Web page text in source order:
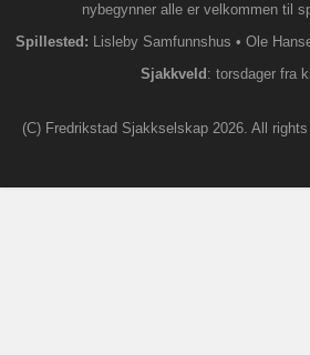
nybegynner alle er velkommen til
Spillested: Lisleby Samfunnshus • Ole
Sjakkveld : torsdager fra
(C) Fredrikstad Sjakkselskap 2026. All